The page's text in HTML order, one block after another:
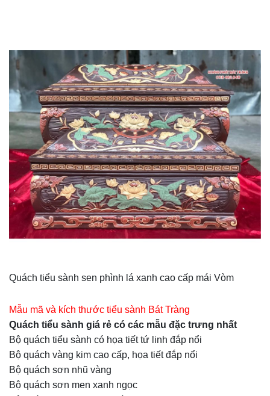
Quách tiểu sành sen phình lá xanh cao cấp mái Vòm
Mẫu mã và kích thước tiểu sành Bát Tràng
Quách tiểu sành giá rẻ có các mẫu đặc trưng nhất
Bộ quách tiểu sành có họa tiết tứ linh đắp nổi
Bộ quách vàng kim cao cấp, họa tiết đắp nổi
Bộ quách sơn nhũ vàng
Bộ quách sơn men xanh ngọc